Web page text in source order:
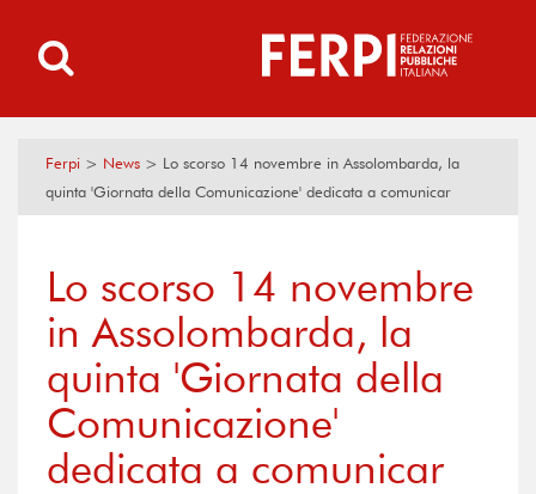
Ferpi > News > Lo scorso 14 novembre in Assolombarda, la
quinta 'Giornata della Comunicazione' dedicata a comunicar
Lo scorso 14 novembre
in Assolombarda, la
quinta 'Giornata della
Comunicazione'
dedicata a comunicar